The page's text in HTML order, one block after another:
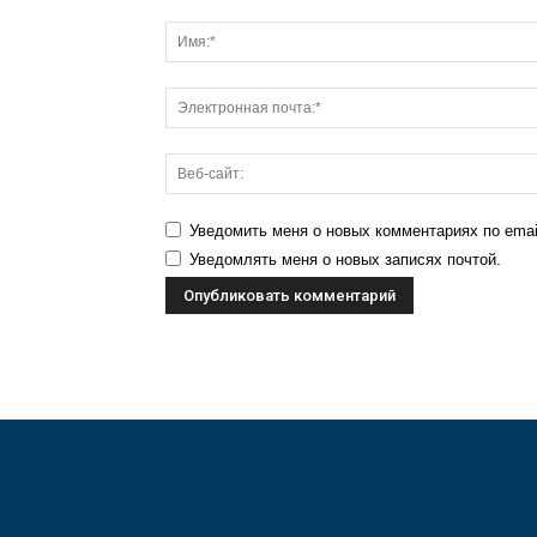
Уведомить меня о новых комментариях по
Уведомлять меня о новых записях почтой.